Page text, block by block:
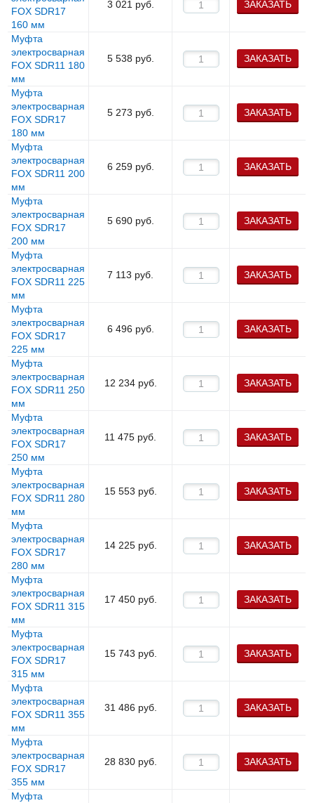
FOX SDR17
160 мм
3 021руб. ЗАКАЗАТЬ
Муфта
электросварная
FOX SDR11 180
мм
5 538 руб. ЗАКАЗАТЬ
Муфта
электросварная
FOX SDR17
180 мм
5 273 руб. ЗАКАЗАТЬ
Муфта
электросварная
FOX SDR11 200
мм
6 259руб. ЗАКАЗАТЬ
Муфта
электросварная
FOX SDR17
200 мм
5 690руб. ЗАКАЗАТЬ
Муфта
электросварная
FOX SDR11 225
мм
7 113 руб. ЗАКАЗАТЬ
Муфта
электросварная
FOX SDR17
225 мм
6 496 руб. ЗАКАЗАТЬ
Муфта
электросварная
FOX SDR11 250
мм
12 234руб. ЗАКАЗАТЬ
Муфта
электросварная
FOX SDR17
250 мм
11 475 руб. ЗАКАЗАТЬ
Муфта
электросварная
FOX SDR11 280
мм
15 553 руб. ЗАКАЗАТЬ
Муфта
электросварная
FOX SDR17
280 мм
14 225руб. ЗАКАЗАТЬ
Муфта
электросварная
FOX SDR11 315
мм
17 450руб. ЗАКАЗАТЬ
Муфта
электросварная
FOX SDR17
315 мм
15 743 руб. ЗАКАЗАТЬ
Муфта
электросварная
FOX SDR11 355
мм
31 486 руб. ЗАКАЗАТЬ
Муфта
электросварная
FOX SDR17
355 мм
28 830руб. ЗАКАЗАТЬ
Муфта